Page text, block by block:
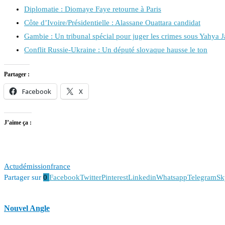
Diplomatie : Diomaye Faye retourne à Paris
Côte d’Ivoire/Présidentielle : Alassane Ouattara candidat
Gambie : Un tribunal spécial pour juger les crimes sous Yahya
Conflit Russie-Ukraine : Un député slovaque hausse le ton
Partager :
Facebook X
J’aime ça :
Actudémissionfrance
Partager sur 0 FacebookTwitterPinterestLinkedinWhatsappTelegram
Nouvel Angle